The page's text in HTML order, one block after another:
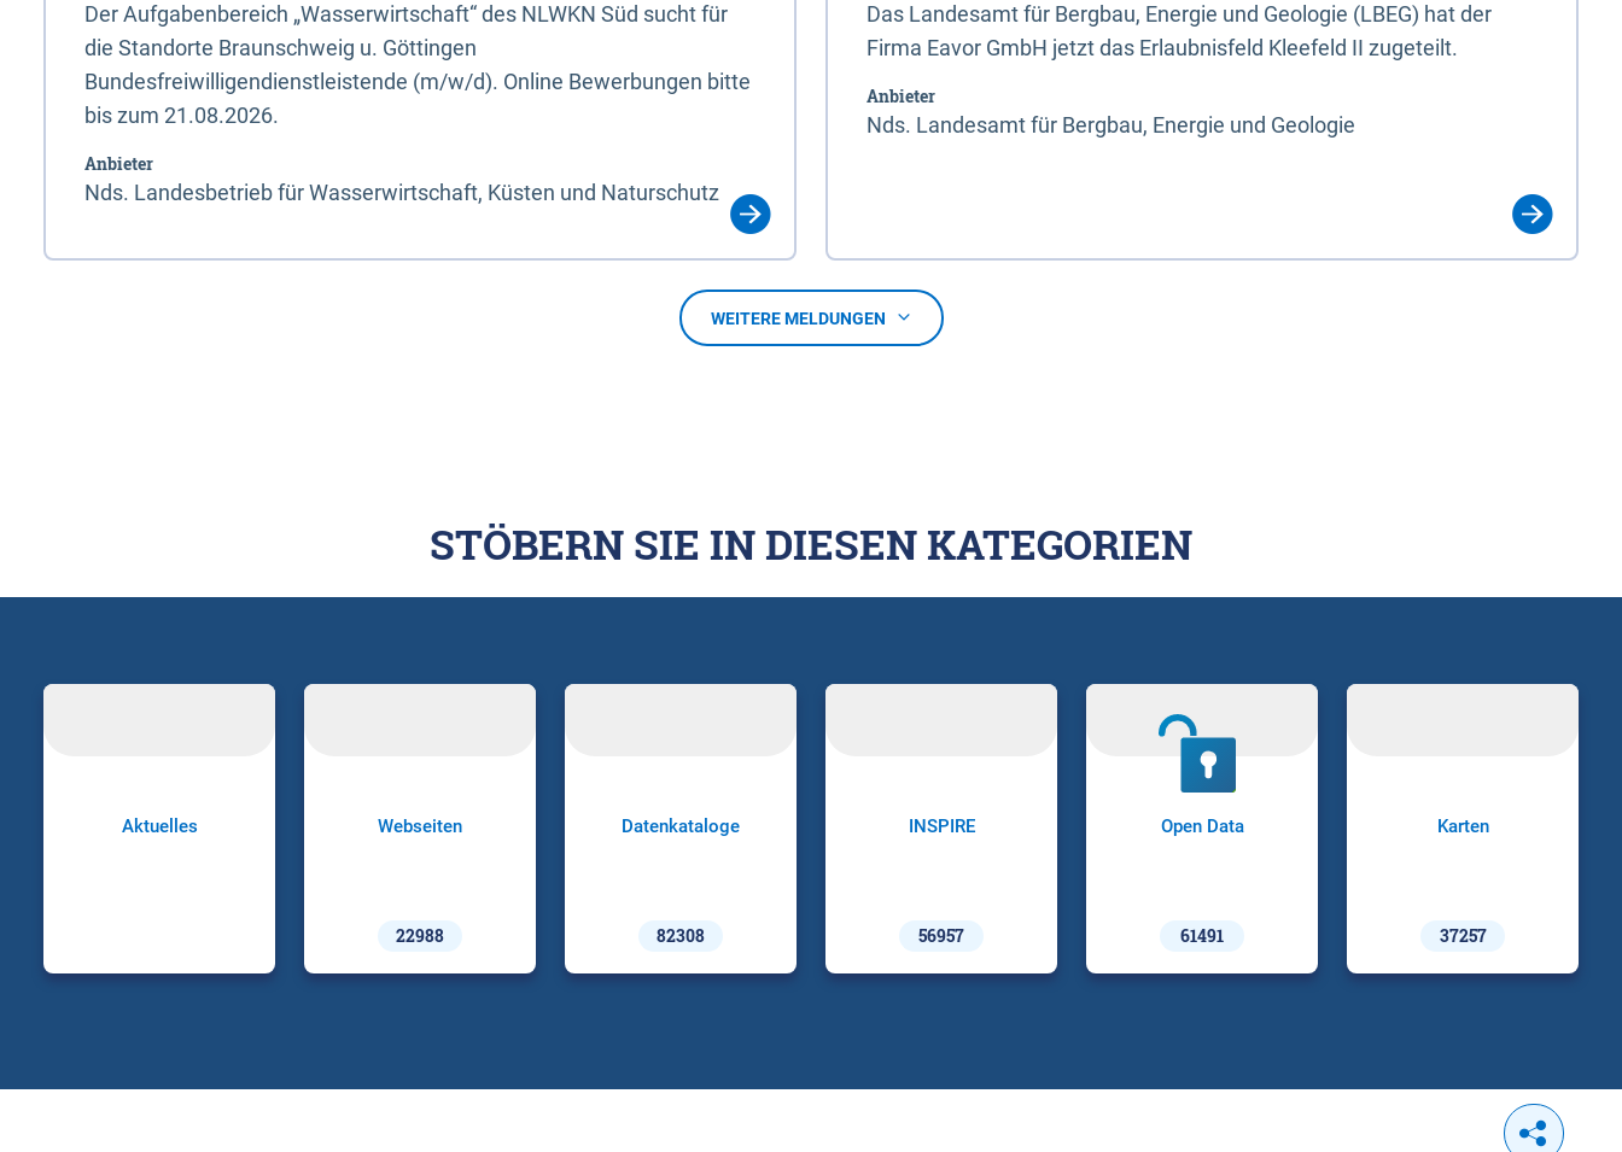
Der Aufgabenbereich „Wasserwirtschaft“ des NLWKN Süd sucht für
die Standorte Braunschweig u. Göttingen
Bundesfreiwilligendienstleistende (m/w/d). Online Bewerbungen bitte
bis zum 21.08.2026.
Anbieter
Nds. Landesbetrieb für Wasserwirtschaft, Küsten und Naturschutz
Das Landesamt für Bergbau, Energie und Geologie (LBEG) hat der
Firma Eavor GmbH jetzt das Erlaubnisfeld Kleefeld II zugeteilt.
Anbieter
Nds. Landesamt für Bergbau, Energie und Geologie
WEITERE MELDUNGEN
STÖBERN SIE IN DIESEN KATEGORIEN
Aktuelles Webseiten
22988
Datenkataloge
82308
INSPIRE
56957
Open Data
61491
Karten
37257